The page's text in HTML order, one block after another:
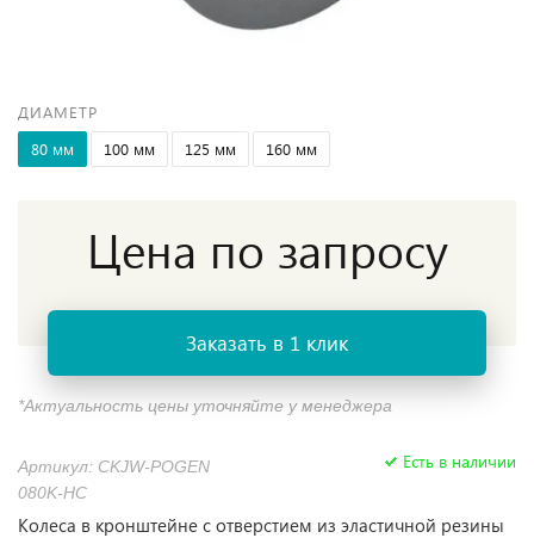
Артикул: CKJW-POGEN
080K-HC
Есть в наличии
Колеса в кронштейне с отверстием из эластичной резины
ДИАМЕТР
80 мм
100 мм 125 мм 160 мм
Цена по запросу
Заказать в 1 клик
*Актуальность цены уточняйте у менеджера